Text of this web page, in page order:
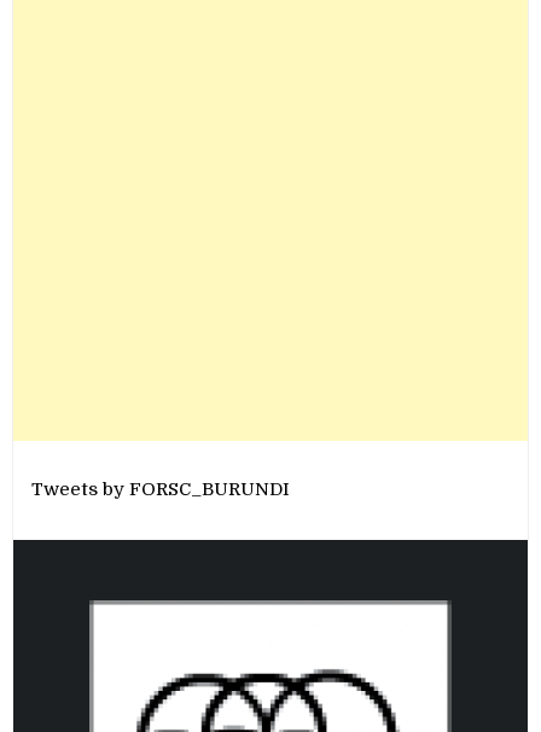
Tweets by FORSC_BURUNDI